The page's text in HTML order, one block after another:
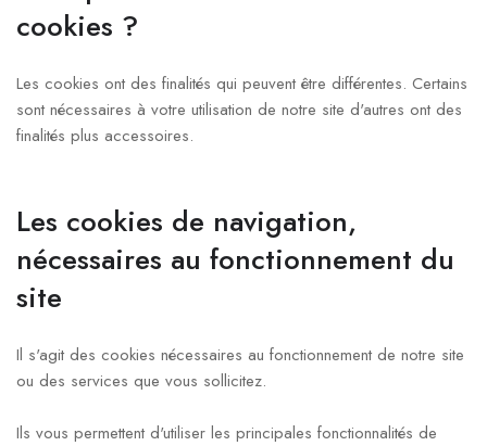
cookies ?
Les cookies ont des finalités qui peuvent être différentes. Certains
sont nécessaires à votre utilisation de notre site d'autres ont des
finalités plus accessoires.
Les cookies de navigation,
nécessaires au fonctionnement du
site
Il s'agit des cookies nécessaires au fonctionnement de notre site
ou des services que vous sollicitez.
Ils vous permettent d'utiliser les principales fonctionnalités de